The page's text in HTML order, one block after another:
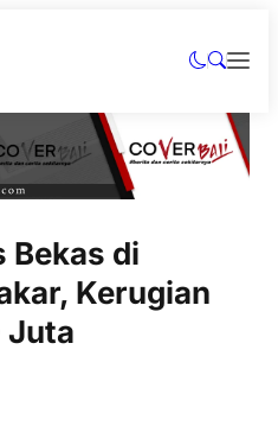
Bekas di
Kerugian
Juta